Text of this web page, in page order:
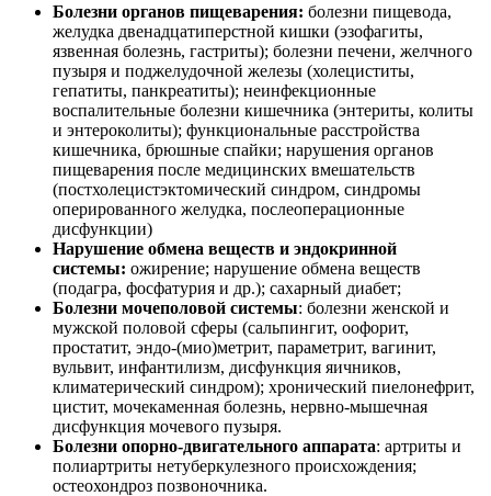
Болезни органов пищеварения: болезни пищевода,
желудка двенадцатиперстной кишки (эзофагиты,
язвенная болезнь, гастриты); болезни печени, желчного
пузыря и поджелудочной железы (холециститы,
гепатиты, панкреатиты); неинфекционные
воспалительные болезни кишечника (энтериты, колиты
и энтероколиты); функциональные расстройства
кишечника, брюшные спайки; нарушения органов
пищеварения после медицинских вмешательств
(постхолецистэктомический синдром, синдромы
оперированного желудка, послеоперационные
дисфункции)
Нарушение обмена веществ и эндокринной
системы: ожирение; нарушение обмена веществ
(подагра, фосфатурия и др.); сахарный диабет;
Болезни мочеполовой системы: болезни женской и
мужской половой сферы (сальпингит, оофорит,
простатит, эндо-(мио)метрит, параметрит, вагинит,
вульвит, инфантилизм, дисфункция яичников,
климатерический синдром); хронический пиелонефрит,
цистит, мочекаменная болезнь, нервно-мышечная
дисфункция мочевого пузыря.
Болезни опорно-двигательного аппарата: артриты и
полиартриты нетуберкулезного происхождения;
остеохондроз позвоночника.